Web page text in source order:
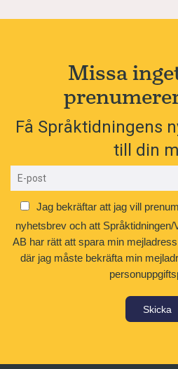
Missa
Få Språktidningens
till din
Jag bekräftar att jag vill
nyhetsbrev och att
AB har rätt att spara min
där jag måste bekräfta min
Skicka